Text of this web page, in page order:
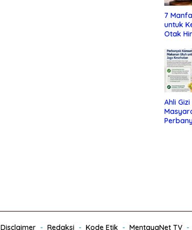
7
untuk
Otak
Ahli
Disclaimer Redaksi Kode Etik MentayaNet TV